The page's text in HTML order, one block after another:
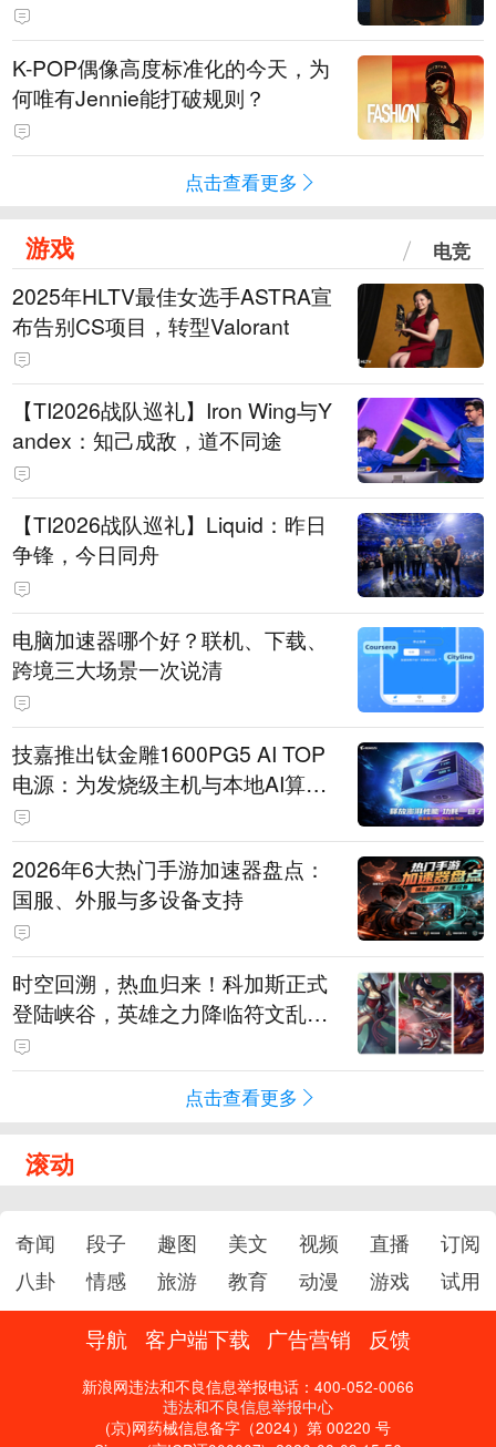
K-POP偶像高度标准化的今天，为
何唯有Jennie能打破规则？
点击查看更多
游戏 电竞
2025年HLTV最佳女选手ASTRA宣
布告别CS项目，转型Valorant
【TI2026战队巡礼】Iron Wing与Y
andex：知己成敌，道不同途
【TI2026战队巡礼】Liquid：昨日
争锋，今日同舟
电脑加速器哪个好？联机、下载、
跨境三大场景一次说清
技嘉推出钛金雕1600PG5 AI TOP
电源：为发烧级主机与本地AI算力
打造旗舰供电方案
2026年6大热门手游加速器盘点：
国服、外服与多设备支持
时空回溯，热血归来！科加斯正式
登陆峡谷，英雄之力降临符文乱
斗！
点击查看更多
滚动
奇闻 段子 趣图 美文 视频 直播
订阅
八卦
情感 旅游 教育 动漫 游戏 试用
导航 客户端下载 广告营销 反馈
新浪网违法和不良信息举报电话：400-052-0066
违法和不良信息举报中心
(京)网药械信息备字（2024）第 00220 号